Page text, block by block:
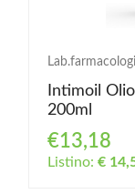
Intimoil
200ml
€13,18
Listino: €